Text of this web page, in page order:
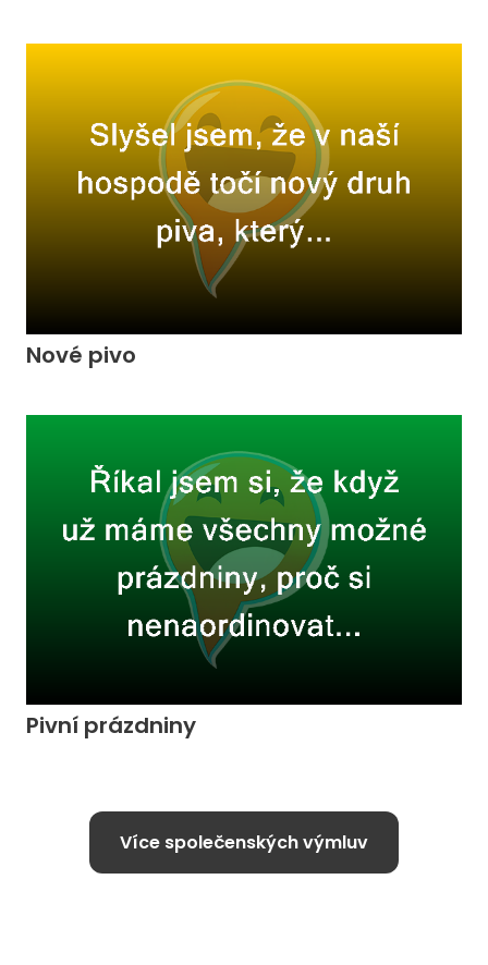
Nové pivo
Pivní prázdniny
Více společenských výmluv